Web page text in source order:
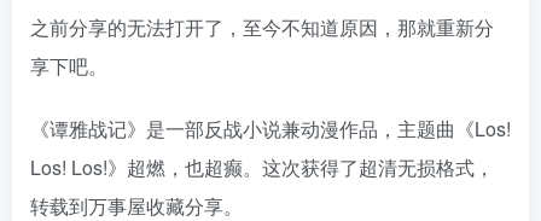
之前分享的无法打开了，至今不知道原因，那就重新分
享下吧。
《谭雅战记》是一部反战小说兼动漫作品，主题曲《Los!
Los! Los!》超燃，也超癫。这次获得了超清无损格式，
转载到万事屋收藏分享。